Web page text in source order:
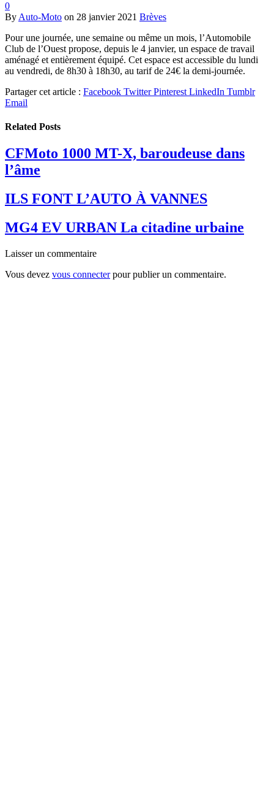
0
By Auto-Moto on 28 janvier 2021 Brèves
Pour une journée, une semaine ou même un mois, l’Automobile
Club de l’Ouest propose, depuis le 4 janvier, un espace de travail
aménagé et entièrement équipé. Cet espace est accessible du lundi
au vendredi, de 8h30 à 18h30, au tarif de 24€ la demi-journée.
Partager cet article : Facebook Twitter Pinterest LinkedIn Tumblr
Email
Related Posts
CFMoto 1000 MT-X, baroudeuse dans
l’âme
ILS FONT L’AUTO À VANNES
MG4 EV URBAN La citadine urbaine
Laisser un commentaire
Vous devez vous connecterpour publier un commentaire.